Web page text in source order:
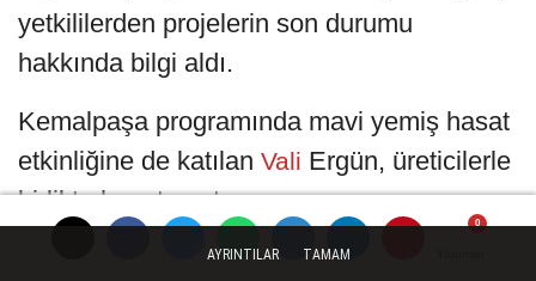
yetkililerden projelerin son durumu
hakkında bilgi aldı.
Kemalpaşa programında mavi yemiş hasat
etkinliğine de katılan Vali Ergün, üreticilerle
birlikte hasat yaptı.
Artvin'in doğal yapısının mavi yemiş
AYRINTILAR TAMAM